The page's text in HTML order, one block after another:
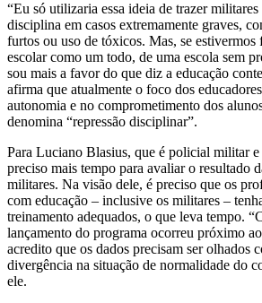
“Eu só utilizaria essa ideia de trazer
disciplina em casos extremamente graves,
furtos ou uso de tóxicos. Mas, se
escolar como um todo, de uma escola sem
sou mais a favor do que diz a educação
afirma que atualmente o foco dos
autonomia e no comprometimento dos
denomina “repressão disciplinar”.
Para Luciano Blasius, que é policial militar
preciso mais tempo para avaliar o resultado
militares. Na visão dele, é preciso que os
com educação – inclusive os militares –
treinamento adequados, o que leva tempo.
lançamento do programa ocorreu próximo
acredito que os dados precisam ser olhados
divergência na situação de normalidade do
ele.